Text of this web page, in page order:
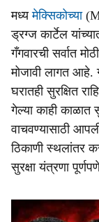
मध्यमेक्सिकोच्या
ड्रग्ज कार्टेल
गँगवारची सर्वात
मोजावी लागत आहे.
घरातही सुरक्षित
गेल्या काही
वाचवण्यासाठी
ठिकाणी स्थलांतर
सुरक्षा यंत्रणा